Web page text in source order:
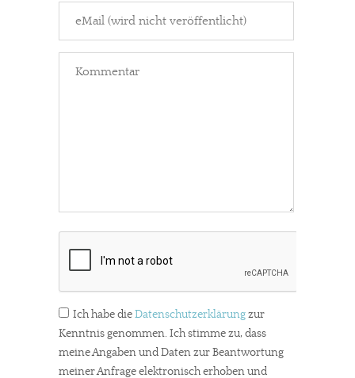
Ich habe dieDatenschutzerklärungzur
Kenntnis genommen. Ich stimme zu, dass
meine Angaben und Daten zur Beantwortung
meiner Anfrage elektronisch erhoben und